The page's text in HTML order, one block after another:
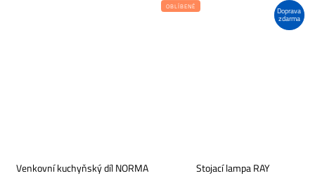
Venkovní kuchyňský díl NORMA
Doprava
zdarma
OBLÍBENÉ
Stojací lampa RAY